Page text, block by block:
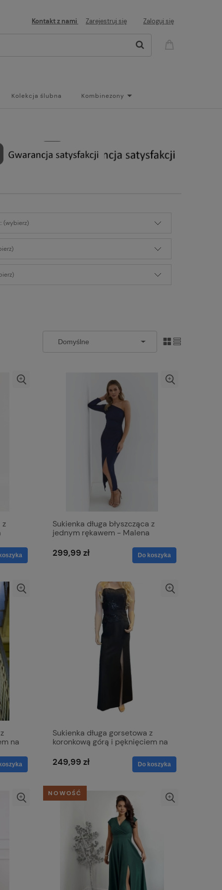
Kontakt z nami Zarejestruj się Zaloguj się
Kolekcja ślubna Kombinezony
(wybierz)
z
Sukienka długa błyszcząca z
jednym rękawem - Malena
299,99 zł Do koszyka
na
Sukienka długa gorsetowa z
koronkową górą i pęknięciem na
249,99 zł Do koszyka
NOWOŚĆ